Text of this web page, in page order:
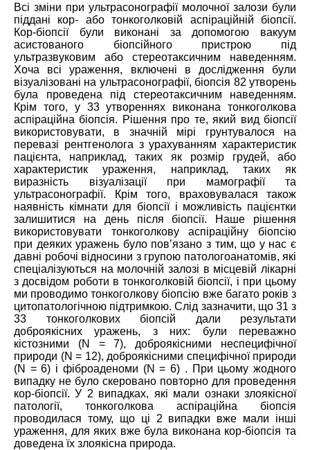
Всі зміни при ультрасонографії молочної залози були
піддані кор- або тонкоголковій аспіраційній біопсії.
Кор-біопсії були виконані за допомогою вакуум
асистованого біопсійного пристрою під
ультразвуковим або стереотаксичним наведенням.
Хоча всі ураження, включені в дослідження були
візуалізовані на ультрасонографії, біопсія 82 утворень
була проведена під стереотаксичним наведенням.
Крім того, у 33 утвореннях виконана тонкоголкова
аспіраційна біопсія. Рішення про те, який вид біопсії
використовувати, в значній мірі грунтувалося на
перевазі рентгенолога з урахуванням характеристик
пацієнта, наприклад, таких як розмір грудей, або
характеристик ураження, наприклад, таких як
виразність візуалізації при мамографії та
ультрасонографії. Крім того, враховувалася також
наявність кімнати для біопсії і можливість пацієнтки
залишитися на день після біопсії. Наше рішення
використовувати тонкоголкову аспіраційну біопсію
при деяких уражень було пов’язано з тим, що у нас є
давні робочі відносини з групою патологоанатомів, які
спеціалізуються на молочній залозі в місцевій лікарні
з досвідом роботи в тонкоголковій біопсії, і при цьому
ми проводимо тонкоголкову біопсію вже багато років з
цитопатологічною підтримкою. Слід зазначити, що 31 з
33 тонкоголкових біопсій дали результати
доброякісних уражень, з них: були переважно
кістозними (N = 7), доброякісними неспецифічної
природи (N = 12), доброякісними специфічної природи
(N = 6) і фіброаденоми (N = 6) . При цьому жодного
випадку не було скеровано повторно для проведення
кор-біопсії. У 2 випадках, які мали ознаки злоякісної
патології, тонкоголкова аспіраційна біопсія
проводилася тому, що ці 2 випадки вже мали інші
ураження, для яких вже була виконана кор-біопсія та
доведена їх злоякісна природа.